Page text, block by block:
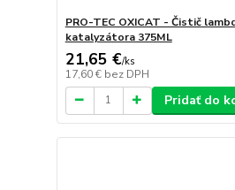
PRO-TEC OXICAT - Čistič
katalyzátora 375ML
21,65 €/ks
17,60 € bez DPH
Pridať do